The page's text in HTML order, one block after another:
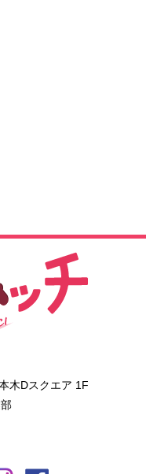
木Dスクエア 1F